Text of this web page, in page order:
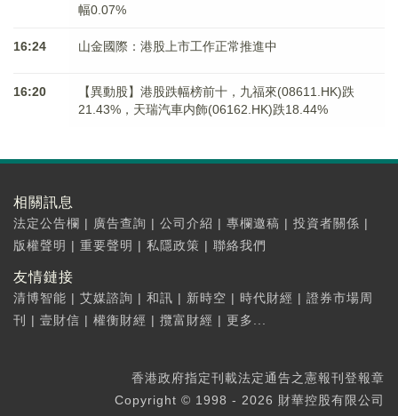
幅0.07%
16:24 山金國際：港股上市工作正常推進中
16:20
【異動股】港股跌幅榜前十，九福來(08611.HK)跌
21.43%，天瑞汽車内飾(06162.HK)跌18.44%
相關訊息
法定公告欄 | 廣告查詢 | 公司介紹 | 專欄邀稿 | 投資者關係 |
版權聲明 | 重要聲明 | 私隱政策 | 聯絡我們
友情鏈接
清博智能 | 艾媒諮詢 | 和訊 | 新時空 | 時代財經 | 證券市場周
刊
| 壹財信 | 權衡財經 | 攬富財經 | 更多...
香港政府指定刊載法定通告之憲報刊登報章
Copyright © 1998 - 2026 財華控股有限公司